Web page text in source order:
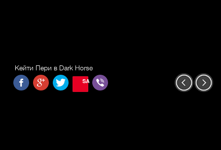
Кейти Пери в Dark Horse
SAVE